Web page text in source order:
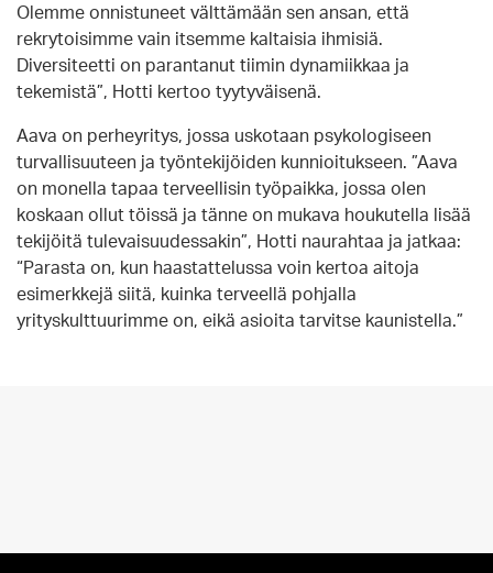
Olemme onnistuneet välttämään sen ansan, että
rekrytoisimme vain itsemme kaltaisia ihmisiä.
Diversiteetti on parantanut tiimin dynamiikkaa ja
tekemistä”, Hotti kertoo tyytyväisenä.
Aava on perheyritys, jossa uskotaan psykologiseen
turvallisuuteen ja työntekijöiden kunnioitukseen. ”Aava
on monella tapaa terveellisin työpaikka, jossa olen
koskaan ollut töissä ja tänne on mukava houkutella lisää
tekijöitä tulevaisuudessakin”, Hotti naurahtaa ja jatkaa:
“Parasta on, kun haastattelussa voin kertoa aitoja
esimerkkejä siitä, kuinka terveellä pohjalla
yrityskulttuurimme on, eikä asioita tarvitse kaunistella.”